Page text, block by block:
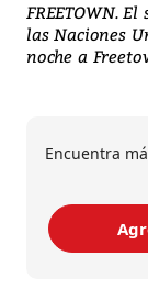
FREETOWN.
las Naciones
noche a
Encuentra